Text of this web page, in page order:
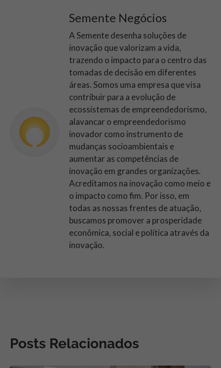
Semente Negócios
A Semente desenha soluções de
inovação que valorizam a vida,
trazendo o impacto para o centro das
tomadas de decisão em diferentes
áreas. Somos uma empresa que visa
contribuir para a evolução de
ecossistemas de empreendedorismo,
alavancar o empreendedorismo
inovador como instrumento de
mudanças socioambientais e
aumentar as competências de
inovação em grandes organizações.
Acreditamos na inovação como meio e
o impacto como fim. Por isso, em
todas as nossas frentes de atuação,
buscamos promover a prosperidade
econômica, social e política através da
inovação.
Posts Relacionados